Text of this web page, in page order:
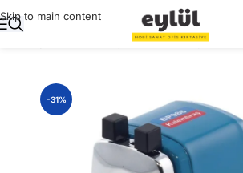
Skip to main content
Yazı Gereçleri/Kalemtraşlar
-31%